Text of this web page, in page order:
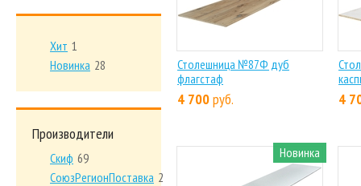
Столешница №87Ф дуб
флагстаф
4 700руб. 4
Новинка
Хит 1
Новинка 28
Производители
Скиф 69
СоюзРегионПоставка 2